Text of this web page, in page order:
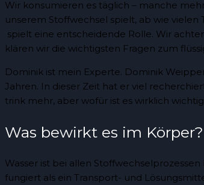
Wir konsumieren es täglich – manche
unserem Stoffwechsel spielt, ab wie
spielt eine entscheidende Rolle. Wir
klären wir die wichtigsten Fragen zum
Dominik ist mein Experte. Dominik
Jahren. In dieser Zeit hat er viel
trink mehr, aber wofür ist es wirklich
Was bewirkt es im Körper?
Wasser ist bei allen
fungiert als ein Transport- und